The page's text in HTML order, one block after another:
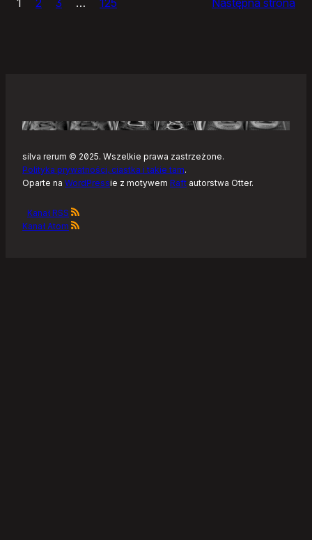
–
Linuksa
silva rerum © 2025. Wszelkie prawa zastrzeżone.
Polityka prywatności, ciastka i takie tam.
Oparte na WordPressie z motywem Raft autorstwa Otter.
Kanał RSS
Kanał Atom